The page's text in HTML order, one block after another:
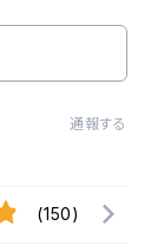
通報する
(150)